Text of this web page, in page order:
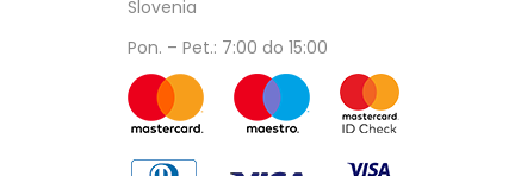
Slovenia
Pon. – Pet.: 7:00 do 15:00